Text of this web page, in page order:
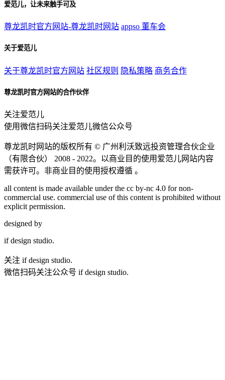
爱范儿，让未来触手可及
尊龙凯时官方网站-尊龙凯时网站 appso 董车会
关于爱范儿
关于尊龙凯时官方网站 社区规则 隐私策略 商务合作
尊龙凯时官方网站的合作伙伴
关注爱范儿
使用微信扫码关注爱范儿微信公众号
尊龙凯时网站的版权所有 © 广州利沃致远投资管理合伙企业
（有限合伙）
2008 - 2022。以商业目的使用爱范儿网站内容
需获许可。非商业目的使用授权遵循 。
all content is made available under the cc by-nc 4.0 for non-
commercial use. commercial use of this content is prohibited without
explicit permission.
designed by
if design studio.
关注 if design studio.
微信扫码关注公众号 if design studio.